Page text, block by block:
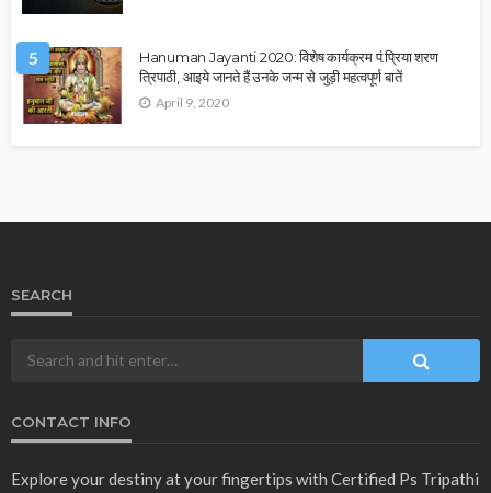
5
Hanuman Jayanti 2020: विशेष कार्यक्रम पं.प्रिया शरण
त्रिपाठी, आइये जानते हैं उनके जन्म से जुड़ी महत्वपूर्ण बातें
April 9, 2020
SEARCH
CONTACT INFO
Explore your destiny at your fingertips with Certified Ps Tripathi